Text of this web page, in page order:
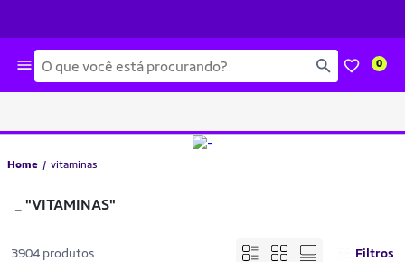
Busca 0
Home vitaminas
"VITAMINAS"
3904 produtos Filtros